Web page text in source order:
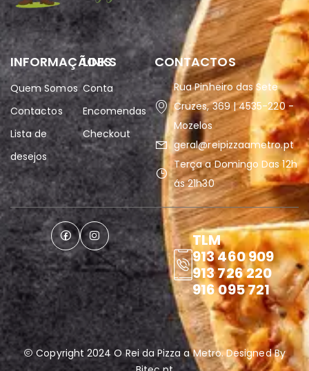
INFORMAÇÃOES
Quem Somos
Contactos
Lista de
desejos
LINKS
Conta
Encomendas
Checkout
CONTACTOS
Rua Pinheiro das Sete
Cruzes, 369 | 4535-220 -
Mozelos
geral@reipizzaametro.pt
Terça a Domingo Das 12h
ás 21h30
TLM
913 460 909
913 726 220
916 095 721
Copyright 2024 O Rei da Pizza a Metro. Designed By